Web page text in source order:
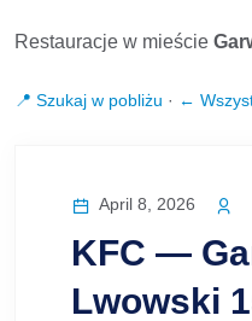
Restauracje w mieście
📍 Szukaj w pobliżu · ←
April 8, 2026
KFC —
Lwowski